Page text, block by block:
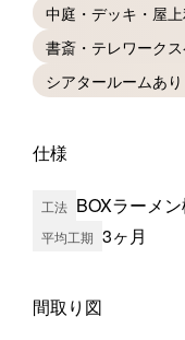
中庭・デッキ・屋
書斎・テレワーク
シアタールームあり
仕様
工法 BOXラーメ
平均工期 3ヶ月
間取り図